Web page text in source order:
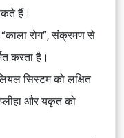
हैं।
रोग”, संक्रमण से
करता है।
सिस्टम को लक्षित
और यकृत को